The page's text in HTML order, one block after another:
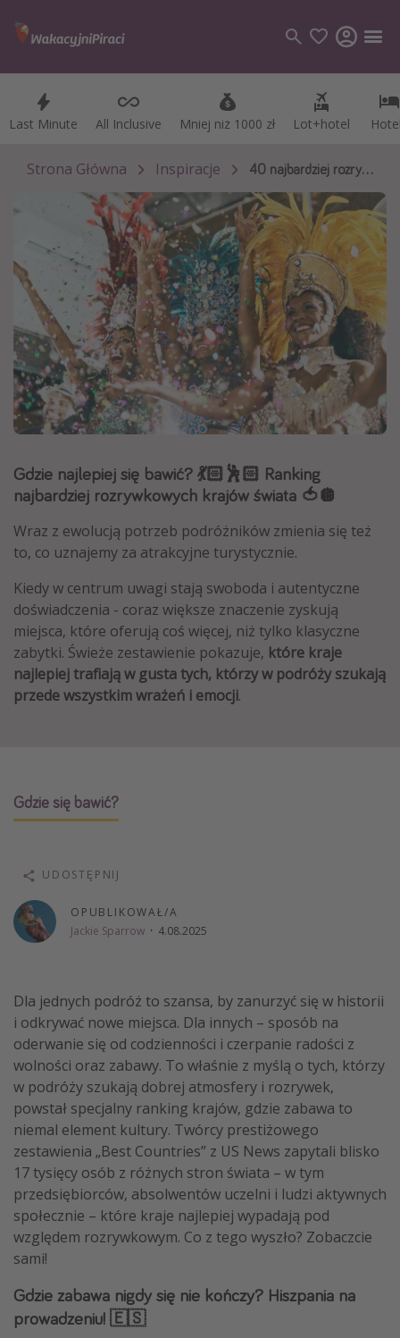
Last Minute All Inclusive Mniej niż 1000 zł Lot+hotel
Last Minute All Inclusive Mniej niż 1000 zł Lot+hotel
Kategorie
Loty
Rejsy
Kierunki
Grecja
Turcja
Egipt
Albania
Polska
Malediwy
Azja Południowo-Wschodnia
Tajlandia
Wszystkie kierunki
Rodzaj wyjazdu
Wakacje Last Minute
Wakacje All Inclusive
Noclegi z prywatnym jacuzzi w pokoju/na tarasie
Weekend dla dwojga
Hotele SPA i wellness
Sylwester za granicą
Wyjazd na narty
Wszystkie
Więcej tematów
Newsy, ciekawostki, porady podróżnicze
Najlepsze aplikacje podróżnicze
Kalendarz podróży
Strona Główna Inspiracje 40 najbardziej rozrywkowych państw na świecie 🍅🪩
Gdzie najlepiej się bawić? 💃🏻🕺🏻 Ranking
najbardziej rozrywkowych krajów świata 🍅🪩
Wraz z ewolucją potrzeb podróżników zmienia się też
to, co uznajemy za atrakcyjne turystycznie.
Kiedy w centrum uwagi stają swoboda i autentyczne
doświadczenia - coraz większe znaczenie zyskują
miejsca, które oferują coś więcej, niż tylko klasyczne
zabytki. Świeże zestawienie pokazuje, które kraje
najlepiej trafiają w gusta tych, którzy w podróży szukają
przede wszystkim wrażeń i emocji.
Gdzie się bawić?
OPUBLIKOWAŁ/A
Jackie Sparrow · 4.08.2025
UDOSTĘPNIJ
Dla jednych podróż to szansa, by zanurzyć się w historii
i odkrywać nowe miejsca. Dla innych – sposób na
oderwanie się od codzienności i czerpanie radości z
wolności oraz zabawy. To właśnie z myślą o tych, którzy
w podróży szukają dobrej atmosfery i rozrywek,
powstał specjalny ranking krajów, gdzie zabawa to
niemal element kultury. Twórcy prestiżowego
zestawienia „Best Countries” z US News zapytali blisko
17 tysięcy osób z różnych stron świata – w tym
przedsiębiorców, absolwentów uczelni i ludzi aktywnych
społecznie – które kraje najlepiej wypadają pod
względem rozrywkowym. Co z tego wyszło? Zobaczcie
sami!
Gdzie zabawa nigdy się nie kończy? Hiszpania na
prowadzeniu! 🇪🇸